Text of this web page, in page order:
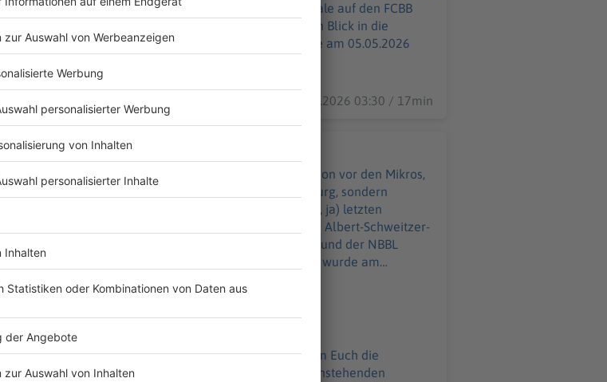
wie viele potentielle Gegner eigentlich im Viertelfinale auf den FCBB
dem neuen, alten Playoff-Rhythmus hält. Einen kurzen Blick in die
Update --- Diese Folge wurde am 05.05.2026
06.05.2026 03:30 / 17min
nicht!
noch nicht leer, da saßen Steffen und Martin schon vor den Mikros,
liefern: Nicht nur zum deutlichen Sieg gegen Ludwigsburg, sondern
EuroLesgue-Spiel in Barcelona, dem (vielleicht? doch, ja) letzten
Karriere von Svetislav Pesic. Dazu war Steffen beim Albert-Schweitzer-
des FCBB beobachtet, die nun in der ProB und der NBBL
Infos gibt's nirgends! ------- Diese Folge wurde am
da saßen Steffen und Martin schon vor den Mikros, um Euch die
gegen Ludwigsburg, sondern natürlich auch zum anstehenden